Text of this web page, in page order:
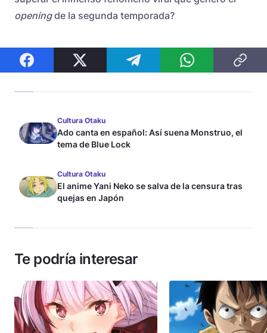
openingde la segunda temporada?
Cultura Otaku
Ado canta en español: Así suena Monstruo, el
tema de Blue Lock
Cultura Otaku
El anime Yani Neko se salva de la censura tras
quejas en Japón
Te podría interesar